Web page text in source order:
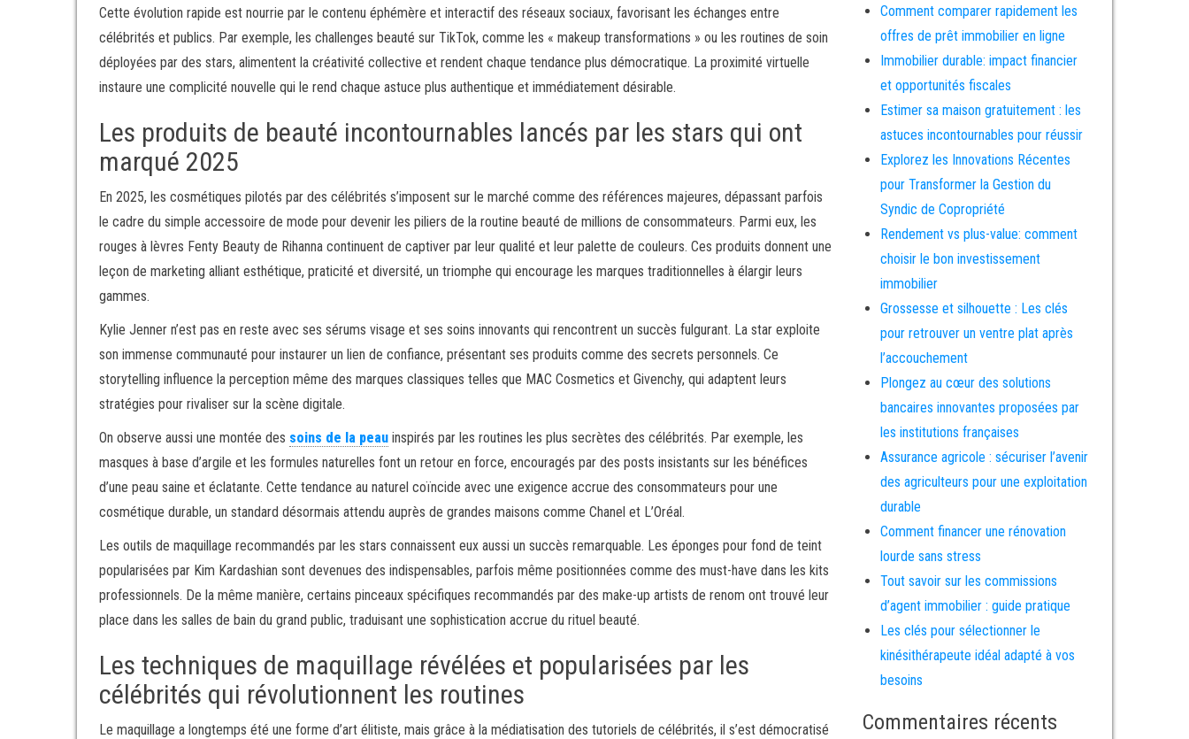
Cette évolution rapide est nourrie par le contenu éphémère et interactif des réseaux sociaux, favorisant les échanges entre
célébrités et publics. Par exemple, les challenges beauté sur TikTok, comme les « makeup transformations » ou les routines de soin
déployées par des stars, alimentent la créativité collective et rendent chaque tendance plus démocratique. La proximité virtuelle
instaure une complicité nouvelle qui le rend chaque astuce plus authentique et immédiatement désirable.
Les produits de beauté incontournables lancés par les stars qui ont
marqué 2025
En 2025, les cosmétiques pilotés par des célébrités s’imposent sur le marché comme des références majeures, dépassant parfois
le cadre du simple accessoire de mode pour devenir les piliers de la routine beauté de millions de consommateurs. Parmi eux, les
rouges à lèvres Fenty Beauty de Rihanna continuent de captiver par leur qualité et leur palette de couleurs. Ces produits donnent une
leçon de marketing alliant esthétique, praticité et diversité, un triomphe qui encourage les marques traditionnelles à élargir leurs
gammes.
Kylie Jenner n’est pas en reste avec ses sérums visage et ses soins innovants qui rencontrent un succès fulgurant. La star exploite
son immense communauté pour instaurer un lien de confiance, présentant ses produits comme des secrets personnels. Ce
storytelling influence la perception même des marques classiques telles que MAC Cosmetics et Givenchy, qui adaptent leurs
stratégies pour rivaliser sur la scène digitale.
On observe aussi une montée des soins de la peau inspirés par les routines les plus secrètes des célébrités. Par exemple, les
masques à base d’argile et les formules naturelles font un retour en force, encouragés par des posts insistants sur les bénéfices
d’une peau saine et éclatante. Cette tendance au naturel coïncide avec une exigence accrue des consommateurs pour une
cosmétique durable, un standard désormais attendu auprès de grandes maisons comme Chanel et L’Oréal.
Les outils de maquillage recommandés par les stars connaissent eux aussi un succès remarquable. Les éponges pour fond de teint
popularisées par Kim Kardashian sont devenues des indispensables, parfois même positionnées comme des must-have dans les kits
professionnels. De la même manière, certains pinceaux spécifiques recommandés par des make-up artists de renom ont trouvé leur
place dans les salles de bain du grand public, traduisant une sophistication accrue du rituel beauté.
Les techniques de maquillage révélées et popularisées par les
célébrités qui révolutionnent les routines
Le maquillage a longtemps été une forme d’art élitiste, mais grâce à la médiatisation des tutoriels de célébrités, il s’est démocratisé
Comment comparer rapidement les
offres de prêt immobilier en ligne
Immobilier durable: impact financier
et opportunités fiscales
Estimer sa maison gratuitement : les
astuces incontournables pour réussir
Explorez les Innovations Récentes
pour Transformer la Gestion du
Syndic de Copropriété
Rendement vs plus-value: comment
choisir le bon investissement
immobilier
Grossesse et silhouette : Les clés
pour retrouver un ventre plat après
l’accouchement
Plongez au cœur des solutions
bancaires innovantes proposées par
les institutions françaises
Assurance agricole : sécuriser l’avenir
des agriculteurs pour une exploitation
durable
Comment financer une rénovation
lourde sans stress
Tout savoir sur les commissions
d’agent immobilier : guide pratique
Les clés pour sélectionner le
kinésithérapeute idéal adapté à vos
besoins
Commentaires récents